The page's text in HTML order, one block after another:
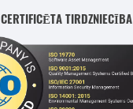
CERTIFICĒTA TIRDZNIECĪBA